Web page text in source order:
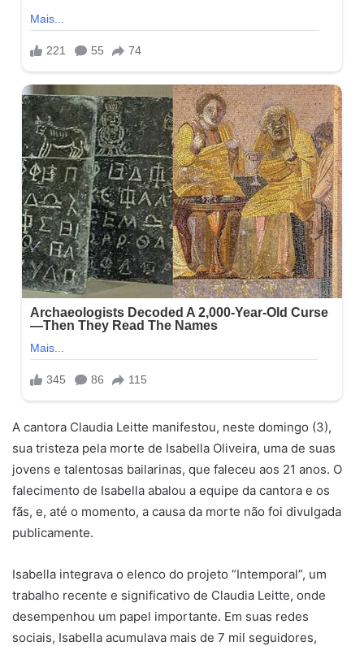
A cantora Claudia Leitte manifestou, neste domingo (3),
sua tristeza pela morte de Isabella Oliveira, uma de suas
jovens e talentosas bailarinas, que faleceu aos 21 anos. O
falecimento de Isabella abalou a equipe da cantora e os
fãs, e, até o momento, a causa da morte não foi divulgada
publicamente.
Isabella integrava o elenco do projeto “Intemporal”, um
trabalho recente e significativo de Claudia Leitte, onde
desempenhou um papel importante. Em suas redes
sociais, Isabella acumulava mais de 7 mil seguidores,